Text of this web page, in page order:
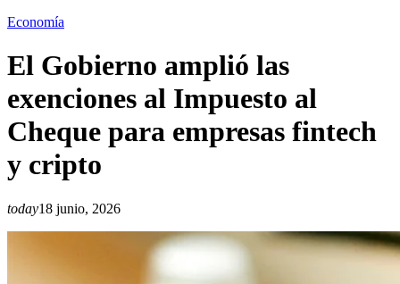
Economía
El Gobierno amplió las
exenciones al Impuesto al
Cheque para empresas fintech
y cripto
today18 junio, 2026